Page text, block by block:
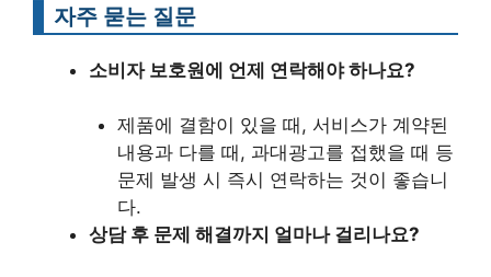
자주 묻는 질문
소비자 보호원에 언제 연락해야 하나요?
제품에 결함이 있을 때, 서비스가 계약된
내용과 다를 때, 과대광고를 접했을 때 등
문제 발생 시 즉시 연락하는 것이 좋습니
다.
상담 후 문제 해결까지 얼마나 걸리나요?